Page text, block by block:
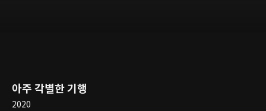
아주 각별한 기행
2020